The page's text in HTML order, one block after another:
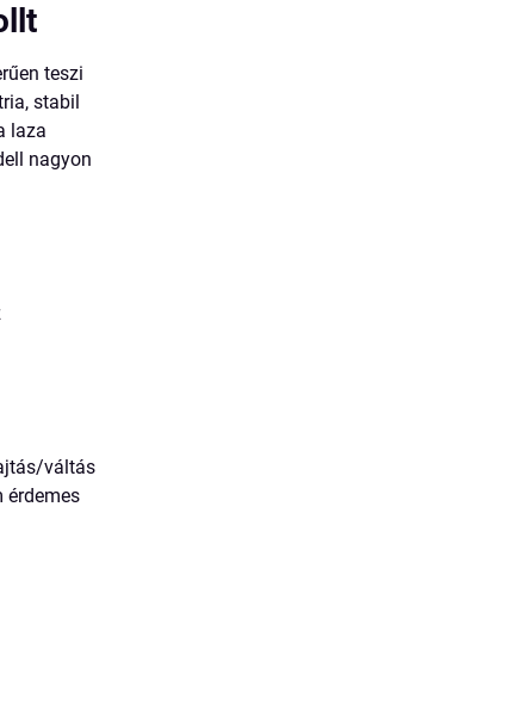
teszi
stabil
laza
nagyon
váltás
érdemes